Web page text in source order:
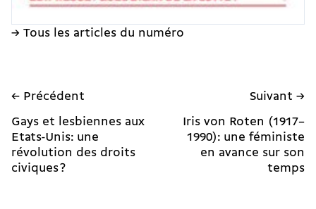
→ Tous les articles du numéro
← Précédent
Gays et lesbiennes aux
Etats-Unis: une
révolution des droits
civiques ?
Suivant →
Iris von Roten (1917–
1990): une féministe
en avance sur son
temps